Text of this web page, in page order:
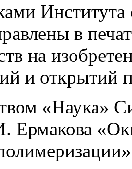
Института
в
на
и открытий
«Наука»
Ермакова